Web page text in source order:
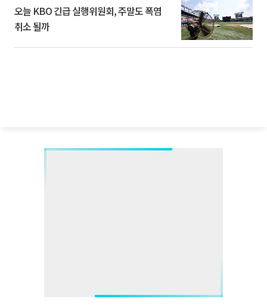
오늘 KBO 긴급 실행위원회, 주말도 폭염
취소 될까